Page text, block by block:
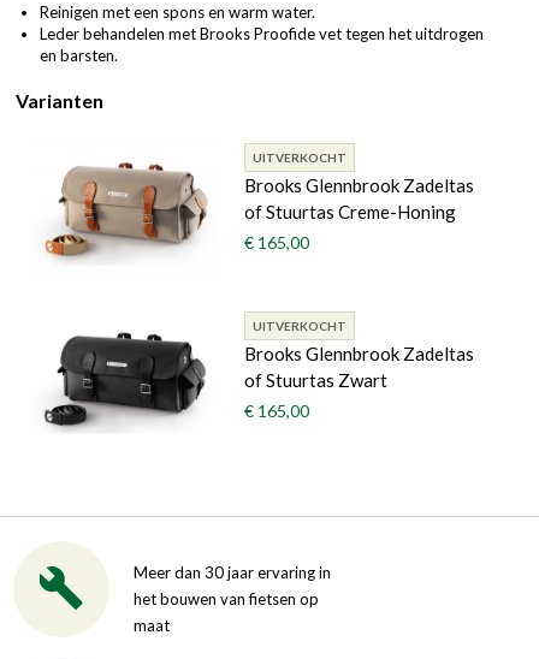
Reinigen met een spons en warm water.
Leder behandelen met Brooks Proofide vet tegen het uitdrogen
en barsten.
Varianten
UITVERKOCHT
Brooks Glennbrook Zadeltas
of Stuurtas Creme-Honing
€ 165,00
UITVERKOCHT
Brooks Glennbrook Zadeltas
of Stuurtas Zwart
€ 165,00
Meer dan 30 jaar ervaring in
het bouwen van fietsen op
maat